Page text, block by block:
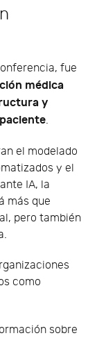
fue
médica
y
.
el modelado
y el
IA, la
más que
pero también
como
sobre